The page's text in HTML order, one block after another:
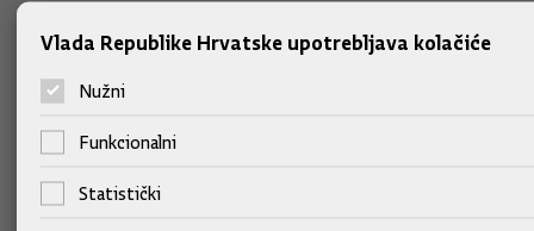
Svi predloženi kandidati koji bi trebali biti izglasani u petak,
kazao je premijer, su kompetentni da sa svojim stručnim
posao.
Milanovićevo jedino postignuće je verbalna agresija koju
je proširio u hrvatskom političkom prostoru
Vlada Republike Hrvatske upotrebljava kolačiće
Nužni
Funkcionalni
Statistički